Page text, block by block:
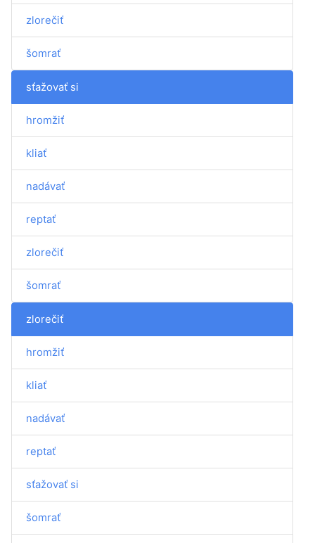
zlorečiť
šomrať
sťažovať si
hromžiť
kliať
nadávať
reptať
zlorečiť
šomrať
zlorečiť
hromžiť
kliať
nadávať
reptať
sťažovať si
šomrať